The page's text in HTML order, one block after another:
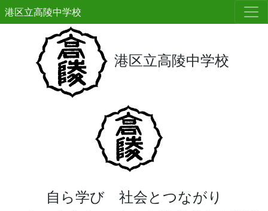
港区立高陵中学校
港区立高陵中学校
自ら学び 社会とつながり